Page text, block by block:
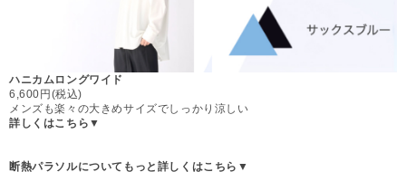
ハニカムロングワイド
6,600円(税込)
メンズも楽々の大きめサイズでしっかり涼しい
詳しくはこちら▼
断熱パラソルについてもっと詳しくはこちら▼